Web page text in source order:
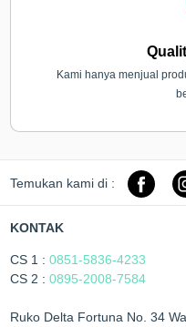
Kami hanya menjual
Temukan kami di :
KONTAK
CS 1 :0851-5836-4233
CS 2 :0895-2008-7584
Ruko Delta Fortuna No. 34